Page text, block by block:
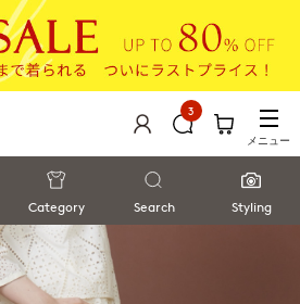
3
メニュー
Category Search Styling